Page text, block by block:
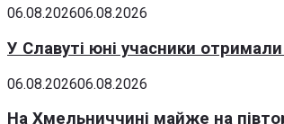
06.08.202606.08.2026
У Славуті юні учасники
06.08.202606.08.2026
На Хмельниччині майже на